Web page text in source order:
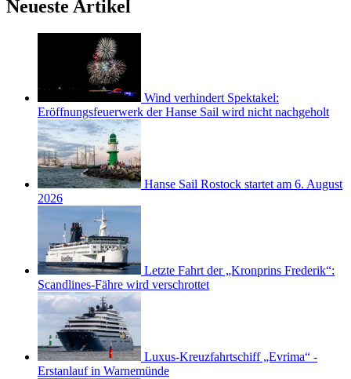
Neueste Artikel
Wind verhindert Spektakel:
Eröffnungsfeuerwerk der Hanse Sail wird nicht nachgeholt
Hanse Sail Rostock startet am 6. August
2026
Letzte Fahrt der „Kronprins Frederik“:
Scandlines-Fähre wird verschrottet
Luxus-Kreuzfahrtschiff „Evrima“ -
Erstanlauf in Warnemünde